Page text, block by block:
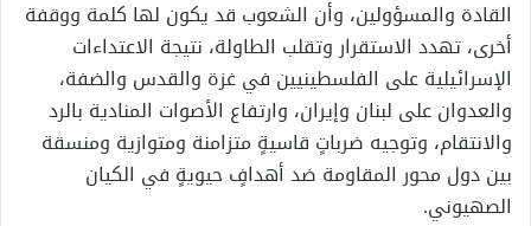
القادة والمسؤولين، وأن الشعوب قد يكون لها كلمة ووقفة
أخرى، تهدد الاستقرار وتقلب الطاولة، نتيجة الاعتداءات
الإسرائيلية على الفلسطينيين في غزة والقدس والضفة،
والعدوان على لبنان وإيران، وارتفاع الأصوات المنادية بالرد
والانتقام، وتوجيه ضرباتٍ قاسيةٍ متزامنة ومتوازية ومنسقة
بين دولمحور المقاومة ضدأهدافٍ حيويةٍ في الكيان
الصهيوني.